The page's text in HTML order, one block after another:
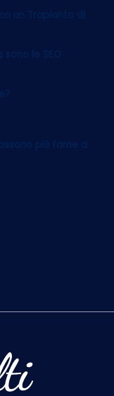
un Trapianto di
le SEO
più farne a